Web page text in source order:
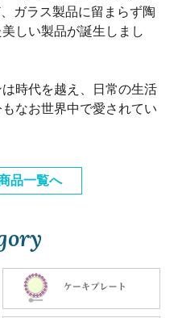
ガラス製品に留まらず陶
しい製品が誕生しまし
時代を越え、日常の生活
なお世界中で愛されてい
品一覧へ